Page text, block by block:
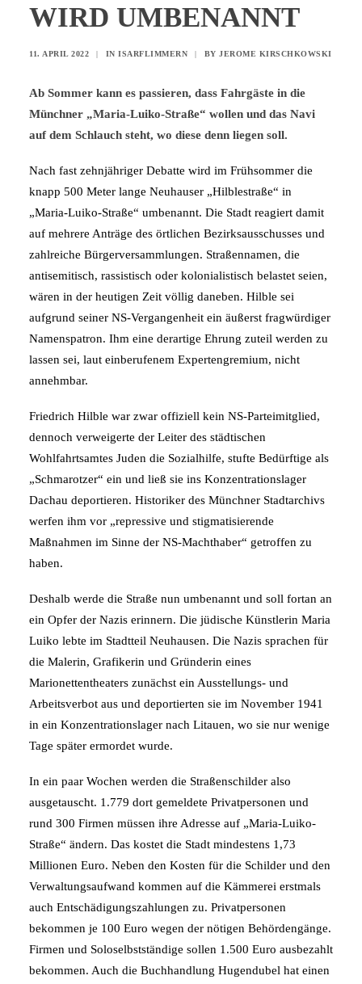
WIRD UMBENANNT
11. APRIL 2022 | IN ISARFLIMMERN | BY JEROME KIRSCHKOWSKI
Ab Sommer kann es passieren, dass Fahrgäste in die
Münchner „Maria-Luiko-Straße“ wollen und das Navi
auf dem Schlauch steht, wo diese denn liegen soll.
Nach fast zehnjähriger Debatte wird im Frühsommer die
knapp 500 Meter lange Neuhauser „Hilblestraße“ in
„Maria-Luiko-Straße“ umbenannt. Die Stadt reagiert damit
auf mehrere Anträge des örtlichen Bezirksausschusses und
zahlreiche Bürgerversammlungen. Straßennamen, die
antisemitisch, rassistisch oder kolonialistisch belastet seien,
wären in der heutigen Zeit völlig daneben. Hilble sei
aufgrund seiner NS-Vergangenheit ein äußerst fragwürdiger
Namenspatron. Ihm eine derartige Ehrung zuteil werden zu
lassen sei, laut einberufenem Expertengremium, nicht
annehmbar.
Friedrich Hilble war zwar offiziell kein NS-Parteimitglied,
dennoch verweigerte der Leiter des städtischen
Wohlfahrtsamtes Juden die Sozialhilfe, stufte Bedürftige als
„Schmarotzer“ ein und ließ sie ins Konzentrationslager
Dachau deportieren. Historiker des Münchner Stadtarchivs
werfen ihm vor „repressive und stigmatisierende
Maßnahmen im Sinne der NS-Machthaber“ getroffen zu
haben.
Deshalb werde die Straße nun umbenannt und soll fortan an
ein Opfer der Nazis erinnern. Die jüdische Künstlerin Maria
Luiko lebte im Stadtteil Neuhausen. Die Nazis sprachen für
die Malerin, Grafikerin und Gründerin eines
Marionettentheaters zunächst ein Ausstellungs- und
Arbeitsverbot aus und deportierten sie im November 1941
in ein Konzentrationslager nach Litauen, wo sie nur wenige
Tage später ermordet wurde.
In ein paar Wochen werden die Straßenschilder also
ausgetauscht. 1.779 dort gemeldete Privatpersonen und
rund 300 Firmen müssen ihre Adresse auf „Maria-Luiko-
Straße“ ändern. Das kostet die Stadt mindestens 1,73
Millionen Euro. Neben den Kosten für die Schilder und den
Verwaltungsaufwand kommen auf die Kämmerei erstmals
auch Entschädigungszahlungen zu. Privatpersonen
bekommen je 100 Euro wegen der nötigen Behördengänge.
Firmen und Soloselbstständige sollen 1.500 Euro ausbezahlt
bekommen. Auch die Buchhandlung Hugendubel hat einen